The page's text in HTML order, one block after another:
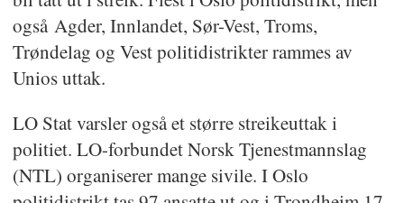
også Agder, Innlandet, Sør-Vest, Troms,
Trøndelag og Vest politidistrikter rammes av
Unios uttak.
LO Stat varsler også et større streikeuttak i
politiet. LO-forbundet Norsk Tjenestmannslag
(NTL) organiserer mange sivile. I Oslo